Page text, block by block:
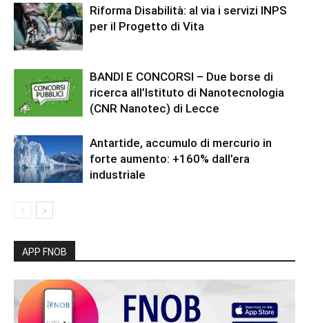
Riforma Disabilità: al via i servizi INPS
per il Progetto di Vita
BANDI E CONCORSI – Due borse di
ricerca all’Istituto di Nanotecnologia
(CNR Nanotec) di Lecce
Antartide, accumulo di mercurio in
forte aumento: +160% dall’era
industriale
APP FNOB